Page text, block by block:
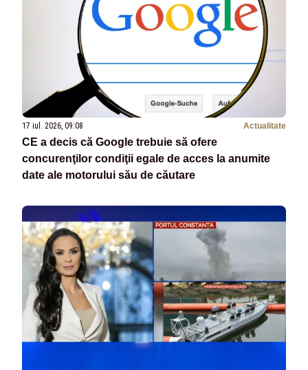
17 iul. 2026, 09:08 Actualitate
CE a decis că Google trebuie să ofere
concurenţilor condiţii egale de acces la anumite
date ale motorului său de căutare